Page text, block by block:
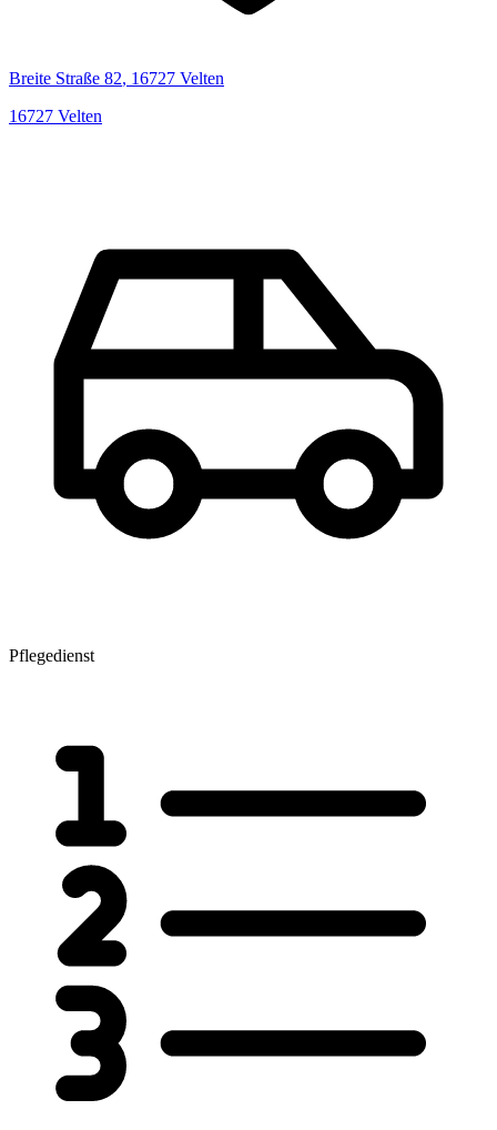
Breite Straße 82, 16727 Velten
16727 Velten
Pflegedienst